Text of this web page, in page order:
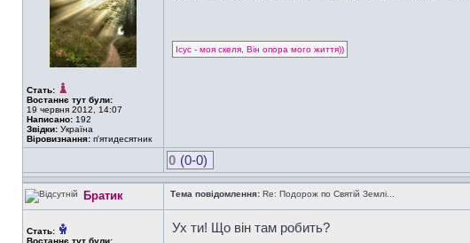
Стать:
Востаннє тут були:
19 червня 2012, 14:07
Написано: 192
Звідки: Україна
Віровизнання: п'ятидесятник
Ісус - моя скеля, Він опора мого життя))
0 (0-0)
Братик Тема повідомлення: Re: Подорож по Святій Землі...
Стать:
Востаннє тут були:
Ух ти! Що він там робить?